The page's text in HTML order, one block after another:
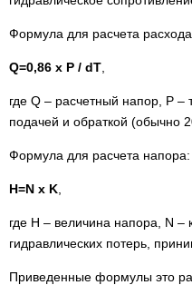
Формула для расчета
Q=0,86 x P / dT
где Q – расчетный напор, P
подачей и обраткой (обычно
Формула для расчета напора:
H=N x K
где H – величина напора, N
гидравлических потерь,
Приведенные формулы это